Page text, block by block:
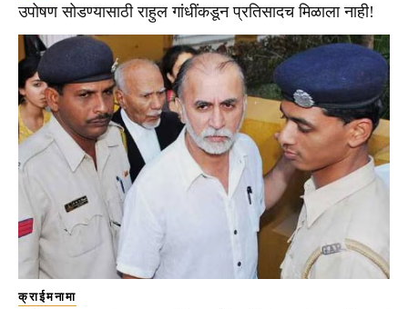
उपोषण सोडण्यासाठी राहुल गांधींकडून प्रतिसादच मिळाला नाही!
क्राईमनामा